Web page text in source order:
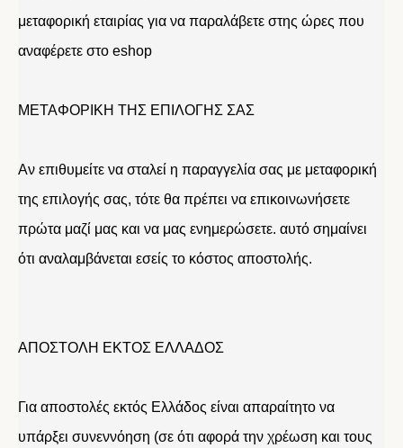
μεταφορική εταιρίας για να παραλάβετε στης ώρες που
αναφέρετε στο eshop
ΜΕΤΑΦΟΡΙΚΗ ΤΗΣ ΕΠΙΛΟΓΗΣ ΣΑΣ
Αν επιθυμείτε να σταλεί η παραγγελία σας με μεταφορική
της επιλογής σας, τότε θα πρέπει να επικοινωνήσετε
πρώτα μαζί μας και να μας ενημερώσετε. αυτό σημαίνει
ότι αναλαμβάνεται εσείς το κόστος αποστολής.
ΑΠΟΣΤΟΛΗ ΕΚΤΟΣ ΕΛΛΑΔΟΣ
Για αποστολές εκτός Ελλάδος είναι απαραίτητο να
υπάρξει συνεννόηση (σε ότι αφορά την χρέωση και τους